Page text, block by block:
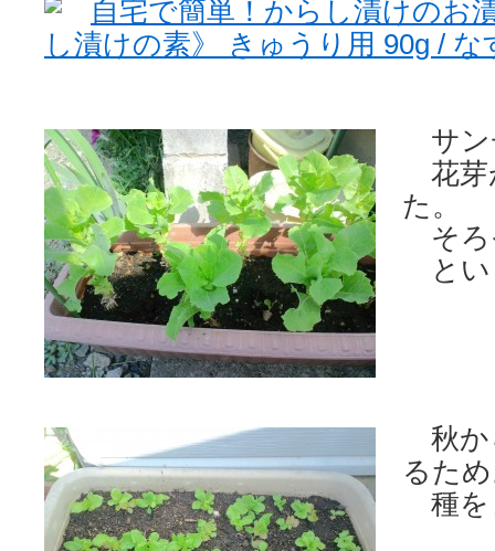
自宅で簡単！からし漬けの
し漬けの素》 きゅうり用 90g / な
サン
花芽
た。
そろ
とい
秋か
るた
種を